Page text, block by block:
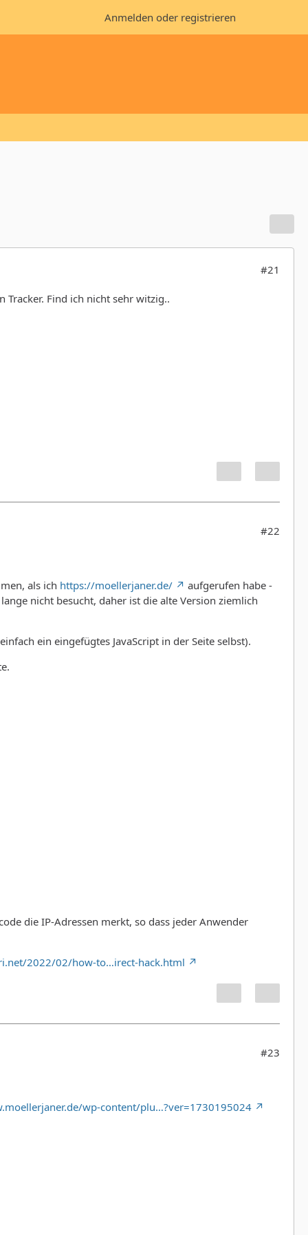
Anmelden oder registrieren
#21
Find ich nicht sehr witzig..
#22
als ich https://moellerjaner.de/
aufgerufen habe -
nicht besucht, daher ist die alte Version ziemlich
ein eingefügtes JavaScript in der Seite selbst).
die IP-Adressen merkt, so dass jeder Anwender
2022/02/how-to…irect-hack.html
#23
wp-content/plu…?ver=1730195024